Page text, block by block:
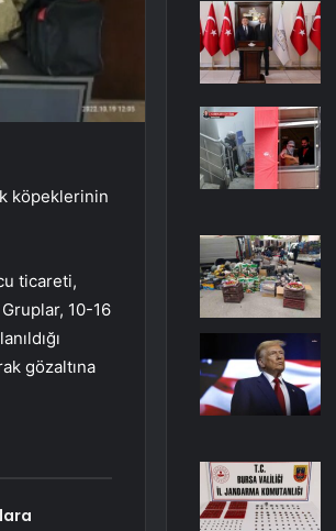
köpeklerinin
ticareti,
10-16
gözaltına